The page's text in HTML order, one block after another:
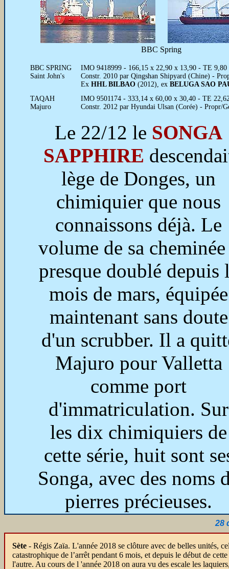
BBC Spring
BBC SPRING
Saint John's
IMO 9418999 - 166,15 x 22,90 x 13,90 - TE
Constr. 2010 par Qingshan Shipyard (Chine) -
Ex HHL BILBAO (2012), ex BELUGA SAO
TAQAH
Majuro
IMO 9501174 - 333,14 x 60,00 x 30,40 - TE
Constr. 2012 par Hyundai Ulsan (Corée) - Propr/
Le 22/12 le SONGA
SAPPHIRE
lège de Donges, un
chimiquier que nous
connaissons déjà. Le
volume de sa cheminée
presque doublé depuis
mois de mars, équipée
maintenant sans doute
d'un scrubber. Il a
Majuro pour Valletta
comme port
d'immatriculation. Sur
les dix chimiquiers de
cette série, huit sont
Songa, avec des noms
pierres précieuses.
28
Sète - Régis Zaïa. L'année 2018 se clôture avec de belles unités,
catastrophique de l’arrêt pendant 6 mois, et depuis le début de
l'autre. Au cours de l 'année 2018 on aura vu des escale les